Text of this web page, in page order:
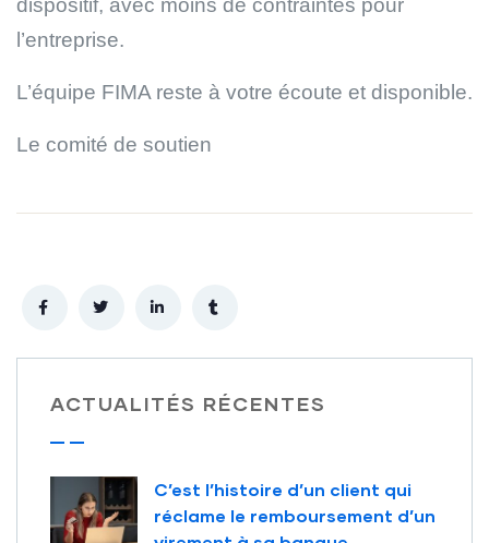
dispositif, avec moins de contraintes pour
l’entreprise.
L’équipe FIMA reste à votre écoute et disponible.
Le comité de soutien
ACTUALITÉS RÉCENTES
C’est l’histoire d’un client qui
réclame le remboursement d’un